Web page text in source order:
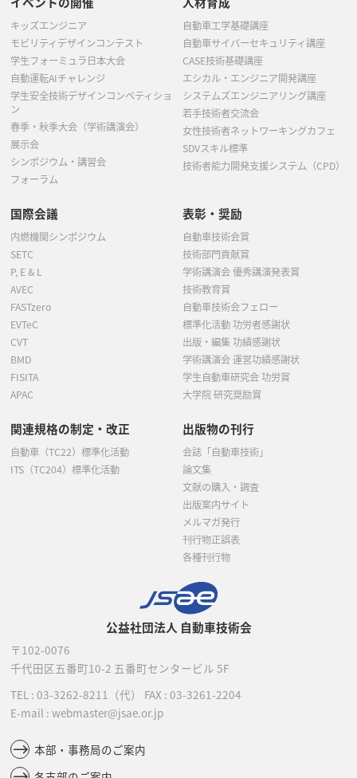
公益社団法人 自動車技術会
〒102-0076
千代田区五番町10-2 五番町センタービル 5F
TEL : 03-3262-8211 （代） FAX : 03-3261-2204
E-mail : webmaster@jsae.or.jp
本部・事務局のご案内
キッズエンジニア
モビリティデザインコンテスト
学生フォーミュラ日本大会
自動運転AIチャレンジ
学生安全技術デザインコンペティショ
ン
春季・秋季大会（学術講演会）
展示会
シンポジウム・講習会
フォーラム
自動車工学基礎講座
自動車サイバーセキュリティ講座
CASE技術基礎講座
エシカル・エンジニア開発講座
システムズエンジニアリング講座
若手技術者交流会
女性技術者ネットワーキングカフェ
SDVスキル標準
技術者能力開発支援システム（CPD）
国際会議
内燃機関シンポジウム
SETC
P, E & L
AVEC
FASTzero
EVTeC
CVT
BMD
FISITA
APAC
表彰・奨励
自動車技術会賞
技術部門貢献賞
学術講演会 優秀講演発表賞
技術教育賞
自動車技術会フェロー
標準化活動 功労者感謝状
出版・編集 功績感謝状
学術講演会 運営功績感謝状
学生自動車研究会 功労賞
大学院 研究奨励賞
関連規格の制定・改正
自動車（TC22）標準化活動
ITS（TC204）標準化活動
出版物の刊行
会誌「自動車技術」
論文集
文献の購入・調査
出版案内サイト
メルマガ発行
刊行物正誤表
各種刊行物